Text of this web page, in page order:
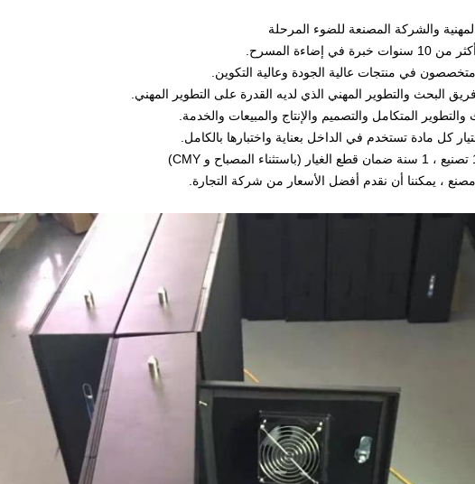
والشركة المصنعة للضوء المرحلة
كل مادة تستخدم في الداخل بعناية واختبارها بالكامل.